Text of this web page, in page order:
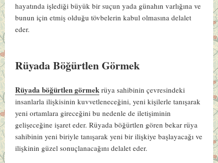
hayatında işlediği büyük bir suçun yada günahın varlığına ve
bunun için etmiş olduğu tövbelerin kabul olmasına delalet
eder.
Rüyada Böğürtlen Görmek
Rüyada böğürtlen görmek rüya sahibinin çevresindeki
insanlarla ilişkisinin kuvvetleneceğini, yeni kişilerle tanışarak
yeni ortamlara gireceğini bu nedenle de iletişiminin
gelişeceğine işaret eder. Rüyada böğürtlen gören bekar rüya
sahibinin yeni biriyle tanışarak yeni bir ilişkiye başlayacağı ve
ilişkinin güzel sonuçlanacağını delalet eder.